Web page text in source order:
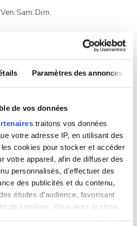
Paramètres des annonces
de vos données
traitons vos données
votre adresse IP, en utilisant des
cookies pour stocker et accéder
votre appareil, afin de diffuser des
personnalisés, d'effectuer des
des publicités et du contenu,
études d’audience, favorisant
de services. Vous avez le choix
Ven.Sam.Dim.
14
16
28 29
30
07:00 - 19:00